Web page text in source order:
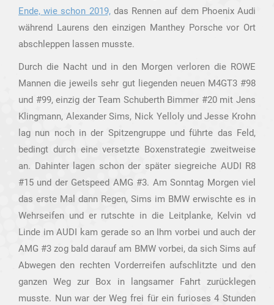
Ende, wie schon 2019,das Rennen auf dem Phoenix Audi
während Laurens den einzigen Manthey Porsche vor Ort
abschleppen lassen musste.
Durch die Nacht und in den Morgen verloren die ROWE
Mannen die jeweils sehr gut liegenden neuen M4GT3 #98
und #99, einzig der Team Schuberth Bimmer #20 mit Jens
Klingmann, Alexander Sims, Nick Yelloly und Jesse Krohn
lag nun noch in der Spitzengruppe und führte das Feld,
bedingt durch eine versetzte Boxenstrategie zweitweise
an. Dahinter lagen schon der später siegreiche AUDI R8
#15 und der Getspeed AMG #3. Am Sonntag Morgen viel
das erste Mal dann Regen, Sims im BMW erwischte es in
Wehrseifen und er rutschte in die Leitplanke, Kelvin vd
Linde im AUDI kam gerade so an Ihm vorbei und auch der
AMG #3 zog bald darauf am BMW vorbei, da sich Sims auf
Abwegen den rechten Vorderreifen aufschlitzte und den
ganzen Weg zur Box in langsamer Fahrt zurücklegen
musste. Nun war der Weg frei für ein furioses 4 Stunden